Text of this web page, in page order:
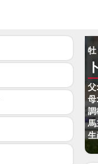
牡
父
母
調
馬
生